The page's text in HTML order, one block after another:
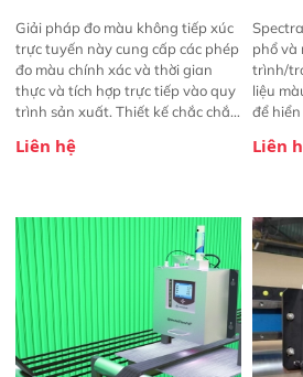
Giải pháp đo màu không tiếp xúc
trực tuyến này cung cấp các phép
đo màu chính xác và thời gian
thực và tích hợp trực tiếp vào quy
trình sản xuất. Thiết kế chắc chắn
sản xuất khắc nghiệt.
Liên hệ
phổ và
trình/
liệu
để
quá
Thiết
cho lớp
Liên